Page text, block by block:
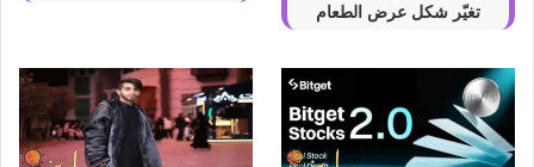
تغيّر شكل عرض الطعام